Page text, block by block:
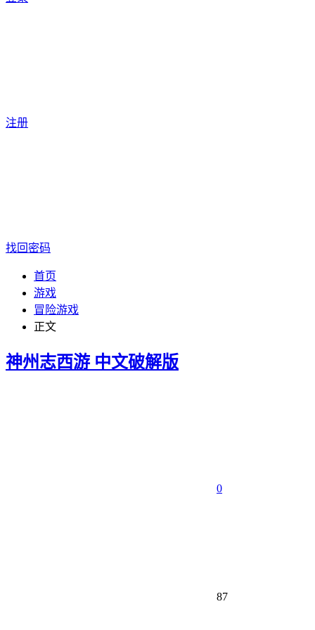
注册
找回密码
首页
游戏
冒险游戏
正文
神州志西游 中文破解版
0
87